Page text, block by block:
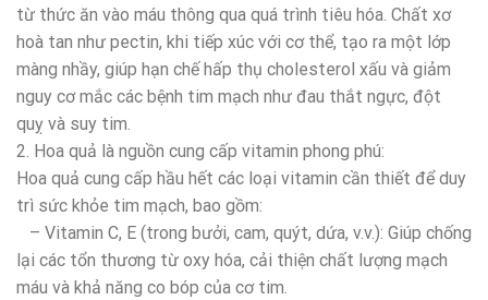
từ thức ăn vào máu thông qua quá trình tiêu hóa. Chất xơ
hoà tan như pectin, khi tiếp xúc với cơ thể, tạo ra một lớp
màng nhầy, giúp hạn chế hấp thụ cholesterol xấu và giảm
nguy cơ mắc các bệnh tim mạch như đau thắt ngực, đột
quỵ và suy tim.
2. Hoa quả là nguồn cung cấp vitamin phong phú:
Hoa quả cung cấp hầu hết các loại vitamin cần thiết để duy
trì sức khỏe tim mạch, bao gồm:
– Vitamin C, E (trong bưởi, cam, quýt, dứa, v.v.): Giúp chống
lại các tổn thương từ oxy hóa, cải thiện chất lượng mạch
máu và khả năng co bóp của cơ tim.